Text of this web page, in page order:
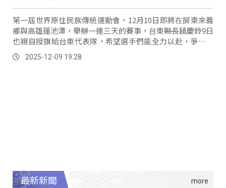
第一屆世界原住民族傳統運動會，12月10日即將在屏東來義
鄉與高雄蓮池潭，舉辦一連三天的賽事，台東縣長饒慶鈴9日
也親自授旗給台東代表隊，希望選手們能全力以赴，爭取好
成績。2025-12-09 19:28
最新新聞